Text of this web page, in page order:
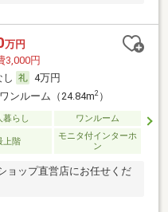
万円
3,000円
し
4万円
ンルーム（24.84m2）
暮らし ワンルーム
上階
モニタ付インターホ
ン
ョップ直営店にお任せくだ